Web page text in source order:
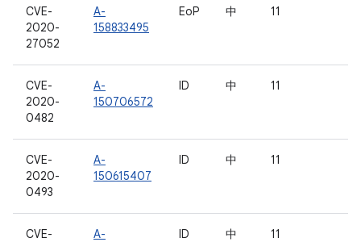
CVE-
2020-
27052
A-
158833495
EoP 中 11
CVE-
2020-
0482
A-
150706572
ID 中 11
CVE-
2020-
0493
A-
150615407
ID 中 11
CVE-
A-
ID 中 11